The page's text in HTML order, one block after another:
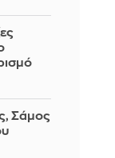
Σάμος